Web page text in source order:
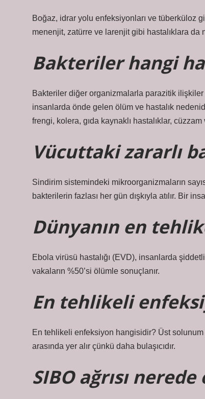
Boğaz, idrar yolu enfeksiyonları ve tüberküloz
menenjit, zatürre ve larenjit gibi hastalıklara da
Bakteriler hangi
Bakteriler diğer organizmalarla parazitik ilişkiler
insanlarda önde gelen ölüm ve hastalık
frengi, kolera, gıda kaynaklı hastalıklar,
Vücuttaki zararlı
Sindirim sistemindeki mikroorganizmaların
bakterilerin fazlası her gün dışkıyla atılır. Bir
Dünyanın en
Ebola virüsü hastalığı (EVD), insanlarda
vakaların %50’si ölümle sonuçlanır.
En tehlikeli
En tehlikeli enfeksiyon hangisidir? Üst solunum
arasında yer alır çünkü daha bulaşıcıdır.
SIBO ağrısı